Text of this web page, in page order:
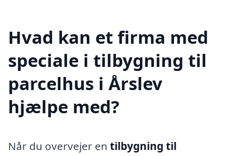
Hvad kan et firma med
speciale i tilbygning til
parcelhus i Årslev
hjælpe med?
Når du overvejer en tilbygning til